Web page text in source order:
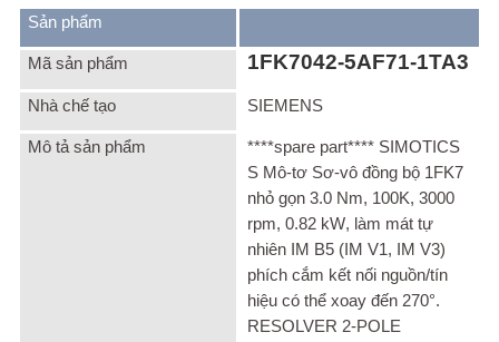
Sản phẩm
Mã sản phẩm 1FK7042-5AF71-1TA3
Nhà chế tạo SIEMENS
Mô tả sản phẩm
****spare part**** SIMOTICS
S Mô-tơ Sơ-vô đồng bộ 1FK7
nhỏ gọn 3.0 Nm, 100K, 3000
rpm, 0.82 kW, làm mát tự
nhiên
IM B5 (IM V1, IM V3)
phích cắm kết nối nguồn/tín
hiệu có thể xoay đến 270°.
RESOLVER 2-POLE